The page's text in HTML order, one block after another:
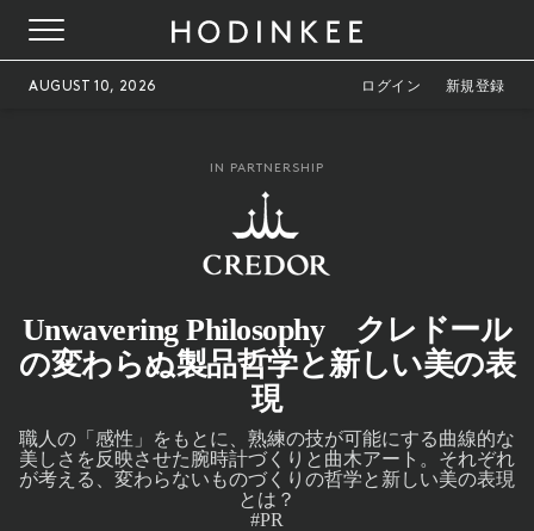
AUGUST 10, 2026 ログイン 新規登録
IN PARTNERSHIP
Unwavering Philosophy クレドール
の変わらぬ製品哲学と新しい美の表
現
職人の「感性」をもとに、熟練の技が可能にする曲線的な
美しさを反映させた腕時計づくりと曲木アート。それぞれ
が考える、変わらないものづくりの哲学と新しい美の表現
とは？
#PR